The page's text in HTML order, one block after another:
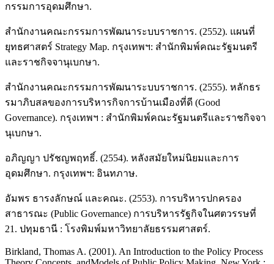
กรรมการอุดมศึกษา.
สำนักงานคณะกรรมการพัฒนาระบบราชการ. (2552). แผนที่
ยุทธศาสตร์ Strategy Map. กรุงเทพฯ: สำนักพิมพ์คณะรัฐมนตรี
และราชกิจจานุเบกษา.
สำนักงานคณะกรรมการพัฒนาระบบราชการ. (2555). หลักธร
รมาภิบสลของการบริหารกิจการบ้านเมืองที่ดี (Good
Governance). กรุงเทพฯ : สำนักพิมพ์คณะรัฐมนตรีและราชกิจจา
นุเบกษา.
อภิญญา ปรัชญพฤทธิ์. (2554). หลังสมัยใหม่นิยมและการ
อุดมศึกษา. กรุงเทพฯ: อินทภาษ.
อัมพร ธารงลักษณ์ และคณะ. (2553). การบริหารปกครอง
สาธารณะ (Public Governance) การบริหารรัฐกิจในศตวรรษที่
21. ปทุมธานี : โรงพิมพ์มหาวิทยาลัยธรรมศาสตร์.
Birkland, Thomas A. (2001). An Introduction to the Policy Process